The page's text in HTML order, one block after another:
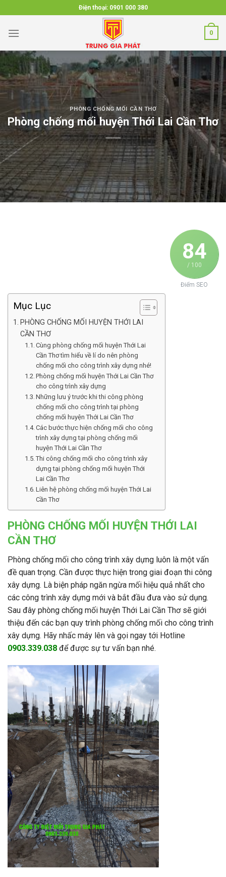
to
content
Điện thoại: 0901 000 380
0
PHÒNG CHỐNG MỐI CẦN THƠ
Phòng chống mối huyện Thới Lai Cần Thơ
84
/ 100
Điểm SEO
Mục Lục
PHÒNG CHỐNG MỐI HUYỆN THỚI LAI
CẦN THƠ
Cùng phòng chống mối huyện Thới Lai
Cần Thơ tìm hiểu về lí do nên phòng
chống mối cho công trình xây dựng nhé!
Phòng chống mối huyện Thới Lai Cần Thơ
cho công trình xây dựng
Những lưu ý trước khi thi công phòng
chống mối cho công trình tại phòng
chống mối huyện Thới Lai Cần Thơ
Các bước thực hiện chống mối cho công
trình xây dựng tại phòng chống mối
huyện Thới Lai Cần Thơ
Thi công chống mối cho công trình xây
dựng tại phòng chống mối huyện Thới
Lai Cần Thơ
Liên hệ phòng chống mối huyện Thới Lai
Cần Thơ
PHÒNG CHỐNG MỐI HUYỆN THỚI LAI
CẦN THƠ
Phòng chống mối cho công trình xây dựng luôn là một vấn
đề quan trọng. Cần được thực hiện trong giai đoạn thi công
xây dựng. Là biện pháp ngăn ngừa mối hiệu quả nhất cho
các công trình xây dựng mới và bắt đầu đưa vào sử dụng.
Sau đây phòng chống mối huyện Thới Lai Cần Thơ sẽ giới
thiệu đến các bạn quy trình phòng chống mối cho công trình
xây dựng. Hãy nhấc máy lên và gọi ngay tới Hotline
0903.339.038 để được sự tư vấn bạn nhé.